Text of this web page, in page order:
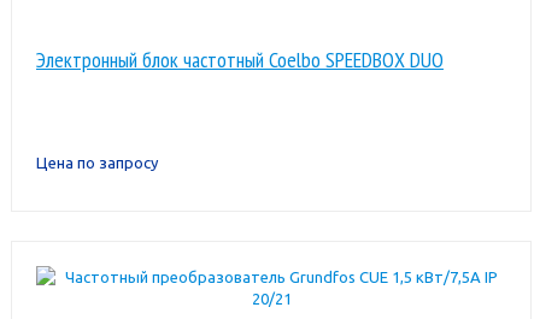
Электронный блок частотный Coelbo SPEEDBOX DUO
Цена по запросу